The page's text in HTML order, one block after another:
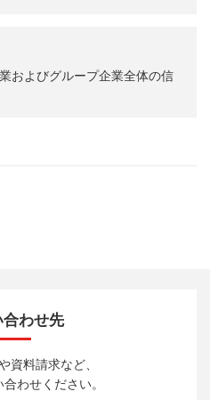
およびグループ企業全体の信
合わせ先
資料請求など、
わせください。